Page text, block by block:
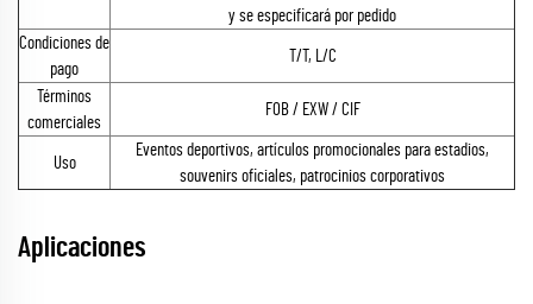
y se especificará por pedido
Condiciones de
pago
T/T, L/C
Términos
comerciales
FOB / EXW / CIF
Uso
Eventos deportivos, artículos promocionales para estadios,
souvenirs oficiales, patrocinios corporativos
Aplicaciones